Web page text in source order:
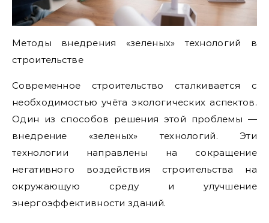
Методы внедрения «зеленых» технологий в
строительстве
Современное строительство сталкивается с
необходимостью учёта экологических аспектов.
Один из способов решения этой проблемы —
внедрение «зеленых» технологий. Эти
технологии направлены на сокращение
негативного воздействия строительства на
окружающую среду и улучшение
энергоэффективности зданий.